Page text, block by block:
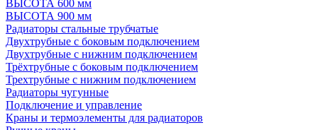
ВЫСОТА 600 мм
ВЫСОТА 900 мм
Радиаторы стальные трубчатые
Двухтрубные с боковым подключением
Двухтрубные с нижним подключением
Трёхтрубные с боковым подключением
Трехтрубные с нижним подключением
Радиаторы чугунные
Подключение и управление
Краны и термоэлементы для радиаторов